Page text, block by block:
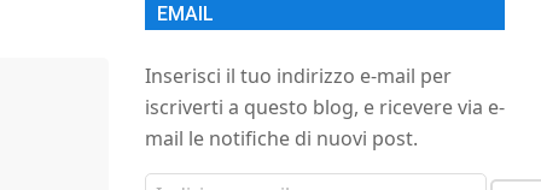
EMAIL
Inserisci il tuo indirizzo e-mail per
iscriverti a questo blog, e ricevere via e-
mail le notifiche di nuovi post.